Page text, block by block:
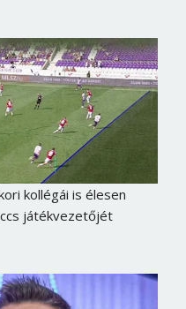
kollégái is élesen
játékvezetőjét